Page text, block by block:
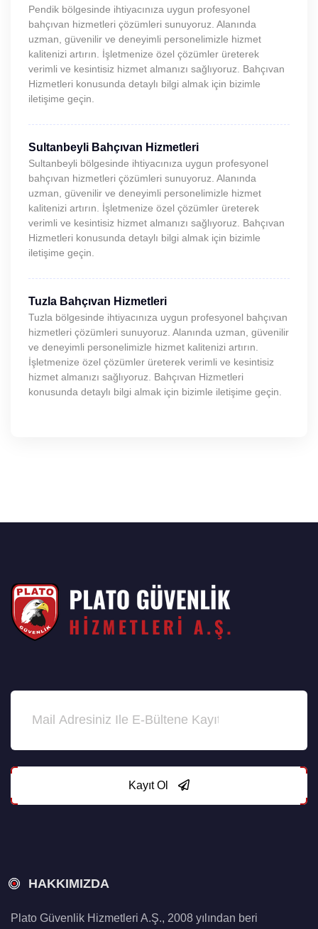
Pendik bölgesinde ihtiyacınıza uygun profesyonel
bahçıvan hizmetleri çözümleri sunuyoruz. Alanında
uzman, güvenilir ve deneyimli personelimizle hizmet
kalitenizi artırın. İşletmenize özel çözümler üreterek
verimli ve kesintisiz hizmet almanızı sağlıyoruz. Bahçıvan
Hizmetleri konusunda detaylı bilgi almak için bizimle
iletişime geçin.
Sultanbeyli Bahçıvan Hizmetleri
Sultanbeyli bölgesinde ihtiyacınıza uygun profesyonel
bahçıvan hizmetleri çözümleri sunuyoruz. Alanında
uzman, güvenilir ve deneyimli personelimizle hizmet
kalitenizi artırın. İşletmenize özel çözümler üreterek
verimli ve kesintisiz hizmet almanızı sağlıyoruz. Bahçıvan
Hizmetleri konusunda detaylı bilgi almak için bizimle
iletişime geçin.
Tuzla Bahçıvan Hizmetleri
Tuzla bölgesinde ihtiyacınıza uygun profesyonel bahçıvan
hizmetleri çözümleri sunuyoruz. Alanında uzman, güvenilir
ve deneyimli personelimizle hizmet kalitenizi artırın.
İşletmenize özel çözümler üreterek verimli ve kesintisiz
hizmet almanızı sağlıyoruz. Bahçıvan Hizmetleri
konusunda detaylı bilgi almak için bizimle iletişime geçin.
Kayıt Ol
HAKKIMIZDA
Plato Güvenlik Hizmetleri A.Ş., 2008 yılından beri